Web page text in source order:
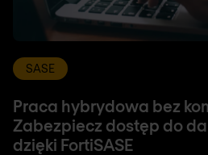
SASE
Praca hybrydowa bez
Zabezpiecz dostęp do
dzięki FortiSASE